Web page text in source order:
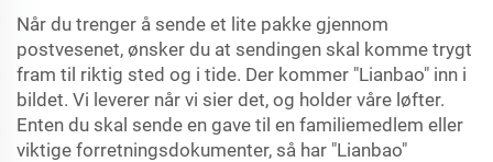
Når du trenger å sende et lite pakke gjennom
postvesenet, ønsker du at sendingen skal komme trygt
fram til riktig sted og i tide. Der kommer "Lianbao" inn i
bildet. Vi leverer når vi sier det, og holder våre løfter.
Enten du skal sende en gave til en familiemedlem eller
viktige forretningsdokumenter, så har "Lianbao"